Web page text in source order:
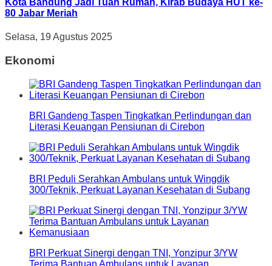
Kota Bandung Jadi Tuan Rumah, Kirab Budaya HUT ke-
80 Jabar Meriah
Selasa, 19 Agustus 2025
Ekonomi
BRI Gandeng Taspen Tingkatkan Perlindungan dan
Literasi Keuangan Pensiunan di Cirebon
BRI Peduli Serahkan Ambulans untuk Wingdik
300/Teknik, Perkuat Layanan Kesehatan di Subang
BRI Perkuat Sinergi dengan TNI, Yonzipur 3/YW
Terima Bantuan Ambulans untuk Layanan